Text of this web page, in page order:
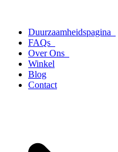
Duurzaamheidspagina
FAQs
Over Ons
Winkel
Blog
Contact